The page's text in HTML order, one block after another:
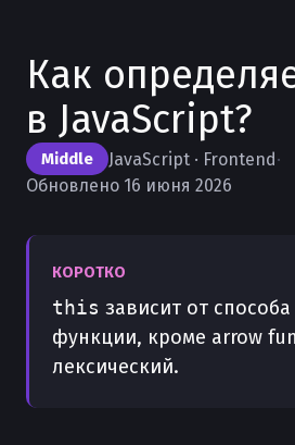
Как
в JavaScript?
Middle JavaScript · Frontend·
Обновлено 16 июня 2026
КОРОТКО
this зависит от
функции, кроме arrow
лексический.